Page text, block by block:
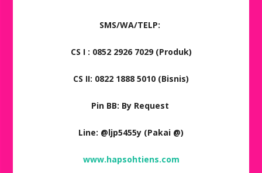
SMS/WA/TELP:
CS I : 0852 2926 7029 (Produk)
CS II: 0822 1888 5010 (Bisnis)
Pin BB: By Request
Line: @ljp5455y (Pakai @)
www.hapsohtiens.com